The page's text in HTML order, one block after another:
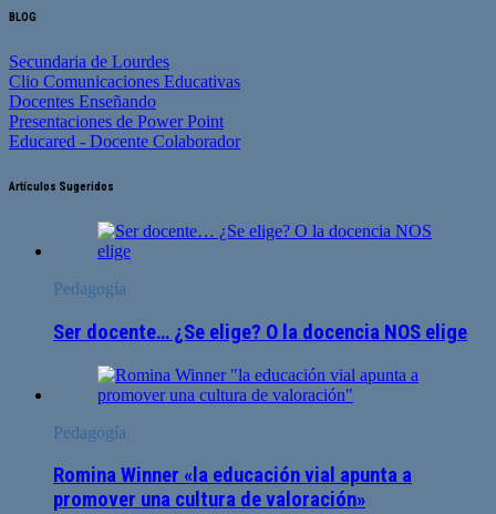
BLOG
Secundaria de Lourdes
Clio Comunicaciones Educativas
Docentes Enseñando
Presentaciones de Power Point
Educared - Docente Colaborador
Artículos Sugeridos
Pedagogía
Ser docente… ¿Se elige? O la docencia NOS elige
Pedagogía
Romina Winner «la educación vial apunta a
promover una cultura de valoración»